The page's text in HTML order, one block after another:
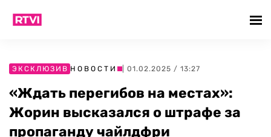
ЭКСКЛЮЗИВ НОВОСТИ | 01.02.2025 / 13:27
«Ждать перегибов на местах»:
Жорин высказался о штрафе за
пропаганду чайлдфри